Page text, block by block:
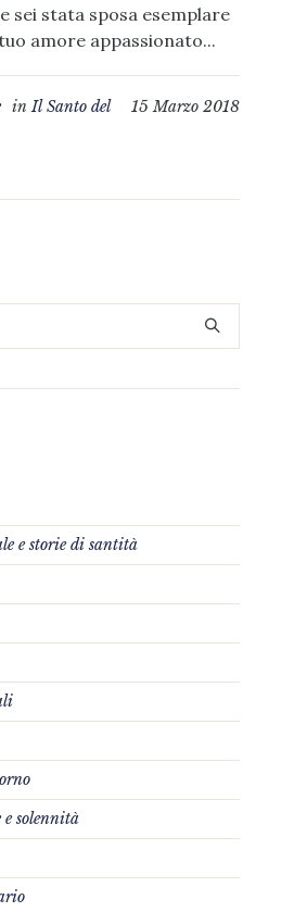
sei stata sposa esemplare
amore appassionato...
15 Marzo 2018
inIl Santo del
e storie di santità
e solennità